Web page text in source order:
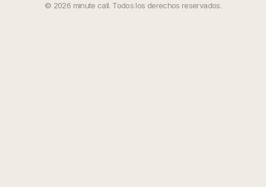
© 2026 minute call. Todos los derechos reservados.